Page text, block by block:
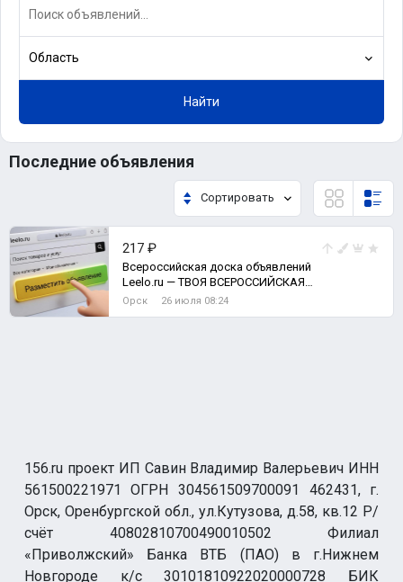
Область
Найти
Последние объявления
Сортировать
217 ₽
Всероссийская доска объявлений
Leelo.ru — ТВОЯ ВСЕРОССИЙСКАЯ
ДОСКА ОБЪЯВЛЕНИЙ.
Орск 26 июля 08:24
156.ru проект ИП Савин Владимир Валерьевич ИНН
561500221971 ОГРН 304561509700091 462431, г.
Орск, Оренбургской обл., ул.Кутузова, д.58, кв.12 Р/
счёт 40802810700490010502 Филиал
«Приволжский» Банка ВТБ (ПАО) в г.Нижнем
Новгороде к/с 30101810922020000728 БИК